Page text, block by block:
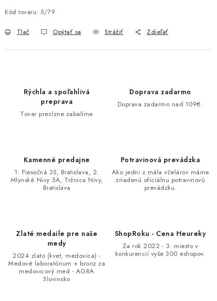
Fotogaléria
Obchodné podmienky
Ochrana osobných údajov
Kód tovaru: 5/79
Tlač Opýtať sa Strážiť Zdieľať
Rýchla a spoľahlivá
preprava
Tovar precízne zabalíme
Doprava zadarmo
Doprava zadarmo nad 109€.
Kamenné predajne
1. Piesočná 35, Bratislava, 2.
Mlynské Nivy 5A, Tržnica Nivy,
Bratislava
Potravinová prevádzka
Ako jedni z mála včelárov máme
zriadenú oficiálnu potravinovú
prevádzku.
Zlaté medaile pre naše
medy
2024 zlato (kvet, medovica) -
Medové laboratórium + bronz za
medovicový med - AGRA
Slovinsko
ShopRoku - Cena Heureky
Za rok 2022 - 3. miesto v
konkurencií vyše 300 eshopov.